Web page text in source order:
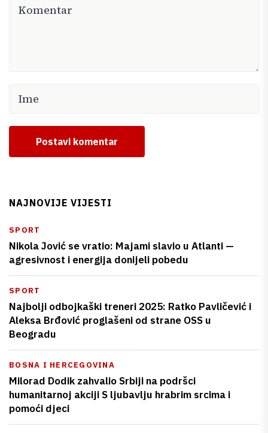
Postavi komentar
NAJNOVIJE VIJESTI
SPORT
Nikola Jović se vratio: Majami slavio u Atlanti —
agresivnost i energija donijeli pobedu
SPORT
Najbolji odbojkaški treneri 2025: Ratko Pavličević i
Aleksa Brđović proglašeni od strane OSS u
Beogradu
BOSNA I HERCEGOVINA
Milorad Dodik zahvalio Srbiji na podršci
humanitarnoj akciji S ljubavlju hrabrim srcima i
pomoći djeci